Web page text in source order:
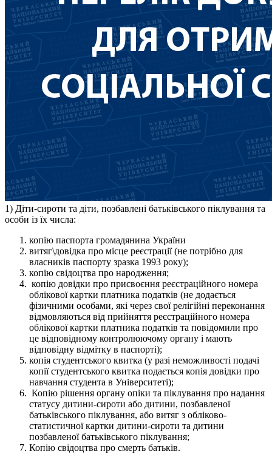
1) Діти-сироти та діти, позбавлені батьківського піклування та
особи із їх числа:
копію паспорта громадянина України
витяг\довідка про місце реєстрації (не потрібно для
власників паспорту зразка 1993 року);
копію свідоцтва про народження;
копію довідки про присвоєння реєстраційного номера
облікової картки платника податків (не додається
фізичними особами, які через свої релігійні переконання
відмовляються від прийняття реєстраційного номера
облікової картки платника податків та повідомили про
це відповідному контролюючому органу і мають
відповідну відмітку в паспорті);
копія студентського квитка (у разі неможливості подачі
копії студентського квитка подається копія довідки про
навчання студента в Університеті);
Копію рішення органу опіки та піклування про надання
статусу дитини-сироти або дитини, позбавленої
батьківського піклування, або витяг з обліково-
статистичної картки дитини-сироти та дитини
позбавленої батьківського піклування;
Копію свідоцтва про смерть батьків.